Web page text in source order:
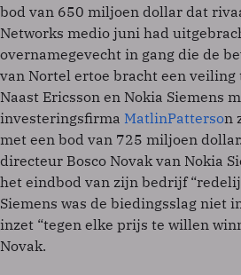
bod van 650 miljoen dollar dat
Networks medio juni had
overnamegevecht in gang die de
van Nortel ertoe bracht een veiling
Naast Ericsson en Nokia Siemens
investeringsfirma MatlinPatterson
met een bod van 725 miljoen
directeur Bosco Novak van Nokia
het eindbod van zijn bedrijf
Siemens was de biedingsslag niet
inzet “tegen elke prijs te willen
Novak.